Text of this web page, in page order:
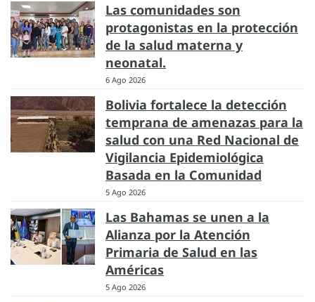
Las comunidades son
protagonistas en la protección
de la salud materna y
neonatal.
6 Ago 2026
Bolivia fortalece la detección
temprana de amenazas para la
salud con una Red Nacional de
Vigilancia Epidemiológica
Basada en la Comunidad
5 Ago 2026
Las Bahamas se unen a la
Alianza por la Atención
Primaria de Salud en las
Américas
5 Ago 2026